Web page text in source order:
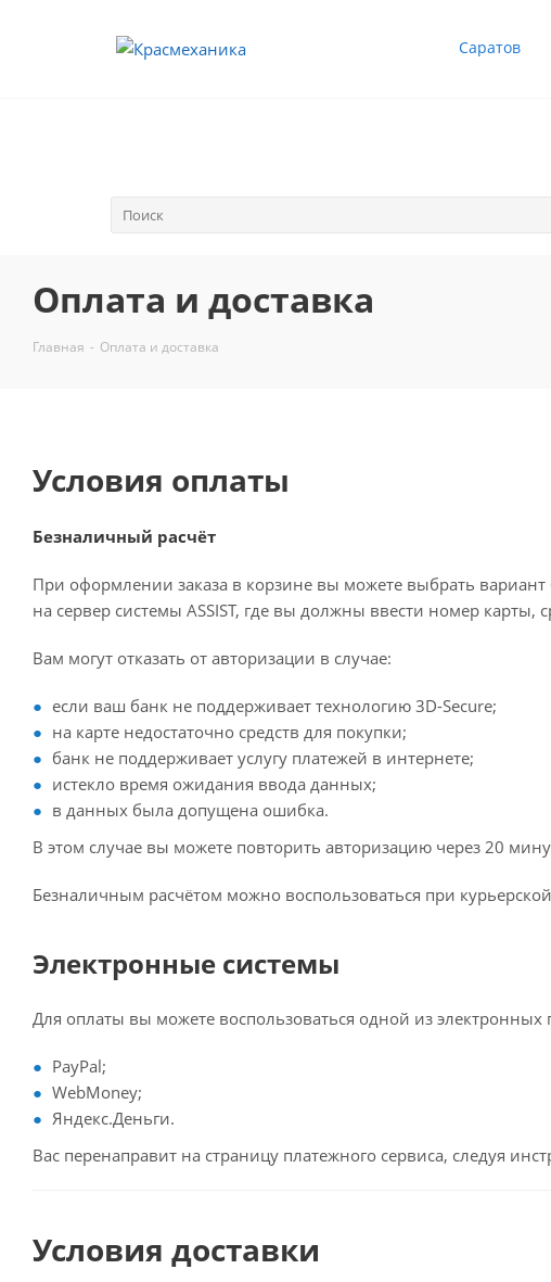
Саратов
Оплата и доставка
Главная - Оплата и доставка
Условия оплаты
Безналичный расчёт
При оформлении заказа в корзине вы можете выбрать
на сервер системы ASSIST, где вы должны ввести номер карты,
Вам могут отказать от авторизации в случае:
если ваш банк не поддерживает технологию 3D-Secure;
на карте недостаточно средств для покупки;
банк не поддерживает услугу платежей в интернете;
истекло время ожидания ввода данных;
в данных была допущена ошибка.
В этом случае вы можете повторить авторизацию через 20
Безналичным расчётом можно воспользоваться при
Электронные системы
Для оплаты вы можете воспользоваться одной из электронных
PayPal;
WebMoney;
Яндекс.Деньги.
Вас перенаправит на страницу платежного сервиса, следуя
Условия доставки